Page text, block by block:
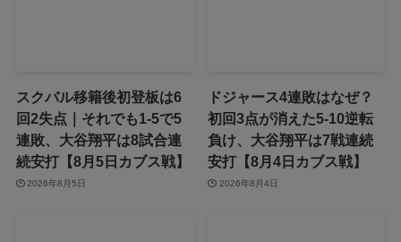
スクバル移籍後初登板は6
回2失点｜それでも1-5で5
連敗、大谷翔平は8試合連
続安打【8月5日カブス戦】
2026年8月5日
ドジャース4連敗はなぜ？
初回3点が消えた5-10逆転
負け、大谷翔平は7戦連続
安打【8月4日カブス戦】
2026年8月4日